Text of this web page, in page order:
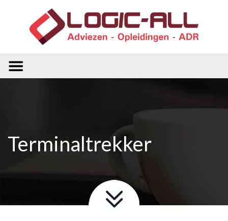
Terminaltrekker